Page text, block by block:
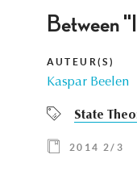
Between
AUTEUR(S)
Kaspar Beelen
State
2014 2/3